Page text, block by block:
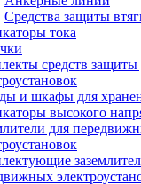
Средства защиты
тока
средств защиты
и шкафы для
высокого
для